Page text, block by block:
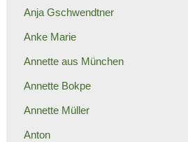
Anja Gschwendtner
Anke Marie
Annette aus München
Annette Bokpe
Annette Müller
Anton